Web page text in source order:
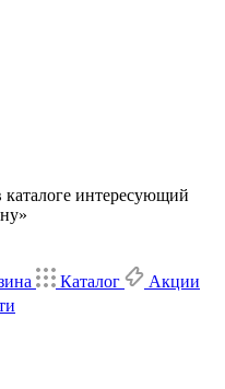
каталоге интересующий
Каталог
Акции